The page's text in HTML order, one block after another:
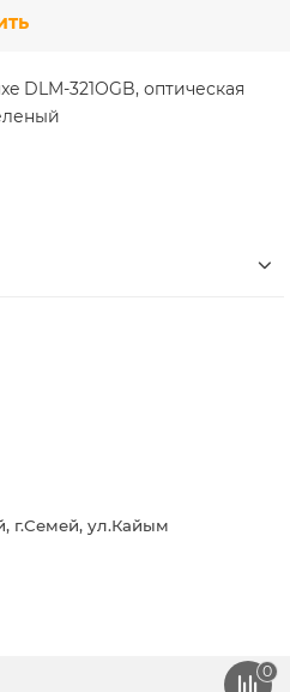
DLM-321OGB, оптическая
г.Семей, ул.Кайым
0